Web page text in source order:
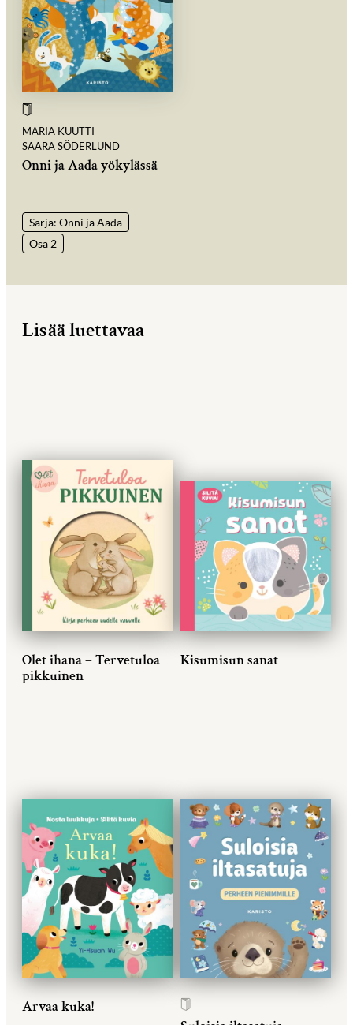
MARIA KUUTTI
SAARA SÖDERLUND
Onni ja Aada yökylässä
Sarja: Onni ja Aada
Osa 2
Lisää luettavaa
Olet ihana – Tervetuloa
pikkuinen
Kisumisun sanat
Arvaa kuka!